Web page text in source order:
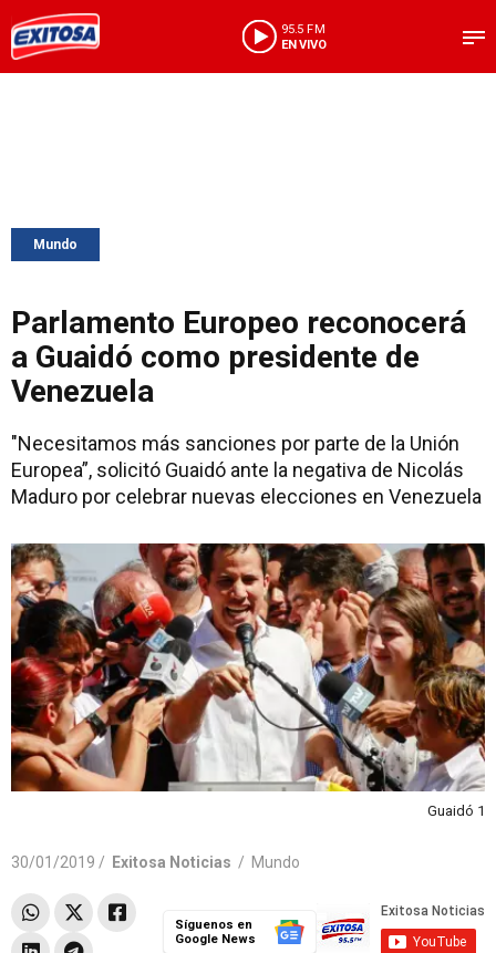
95.5 FM
EN VIVO
Mundo
Parlamento Europeo reconocerá
a Guaidó como presidente de
Venezuela
"Necesitamos más sanciones por parte de la Unión
Europea”, solicitó Guaidó ante la negativa de Nicolás
Maduro por celebrar nuevas elecciones en Venezuela
Guaidó 1
30/01/2019 / Exitosa Noticias / Mundo
Síguenos en
Google News